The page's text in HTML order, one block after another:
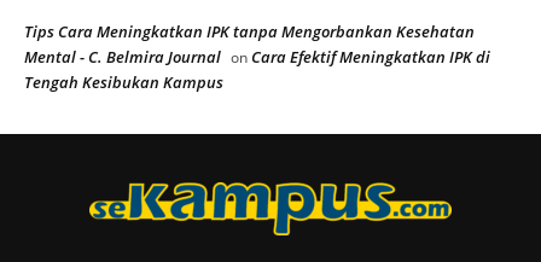
Tips Cara Meningkatkan IPK tanpa Mengorbankan Kesehatan
Mental - C. Belmira Journal onCara Efektif Meningkatkan IPK di
Tengah Kesibukan Kampus